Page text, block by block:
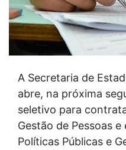
A Secretaria de
abre, na próxima
seletivo para
Gestão de Pessoas
Políticas Públicas e